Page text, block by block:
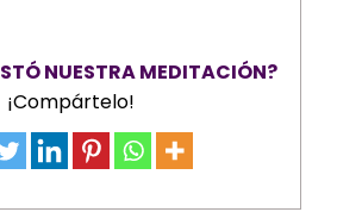
NUESTRA MEDITACIÓN?
¡Compártelo!